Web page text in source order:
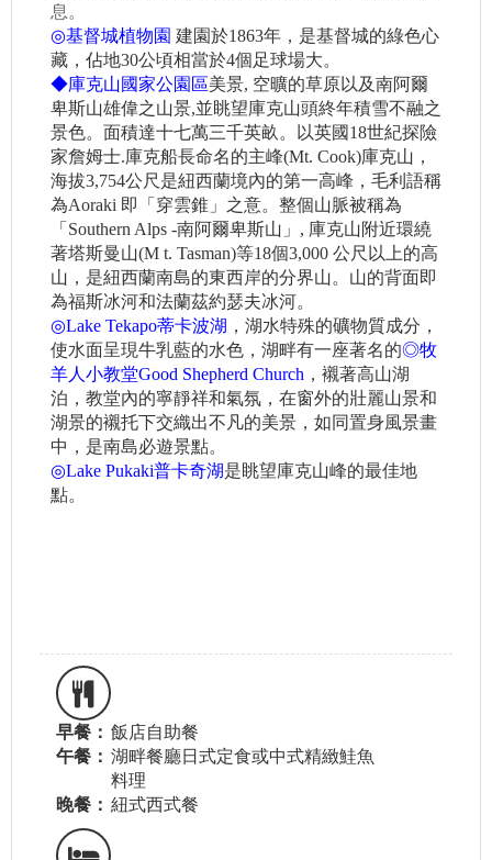
息。
◎基督城植物園 建園於1863年，是基督城的綠色心
藏，佔地30公頃相當於4個足球場大。
◆庫克山國家公園區美景, 空曠的草原以及南阿爾
卑斯山雄偉之山景,並眺望庫克山頭終年積雪不融之
景色。面積達十七萬三千英畝。以英國18世紀探險
家詹姆士.庫克船長命名的主峰(Mt. Cook)庫克山，
海拔3,754公尺是紐西蘭境內的第一高峰，毛利語稱
為Aoraki 即「穿雲錐」之意。整個山脈被稱為
「Southern Alps -南阿爾卑斯山」, 庫克山附近環繞
著塔斯曼山(M t. Tasman)等18個3,000 公尺以上的高
山，是紐西蘭南島的東西岸的分界山。山的背面即
為福斯冰河和法蘭茲約瑟夫冰河。
◎Lake Tekapo蒂卡波湖 ，湖水特殊的礦物質成分，
使水面呈現牛乳藍的水色，湖畔有一座著名的◎牧
羊人小教堂Good Shepherd Church ，襯著高山湖
泊，教堂內的寧靜祥和氣氛，在窗外的壯麗山景和
湖景的襯托下交織出不凡的美景，如同置身風景畫
中，是南島必遊景點。
◎Lake Pukaki普卡奇湖是眺望庫克山峰的最佳地
點。
早餐： 飯店自助餐
午餐： 湖畔餐廳日式定食或中式精緻鮭魚
料理
晚餐： 紐式西式餐